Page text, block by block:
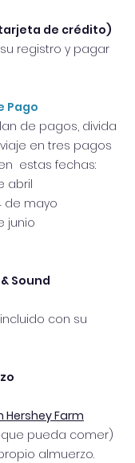
de crédito)
registro y pagar
Pago
de pagos, divida
en tres pagos
estas fechas:
abril
de mayo
junio
Sound
con su
Hershey Farm
pueda comer)
almuerzo.